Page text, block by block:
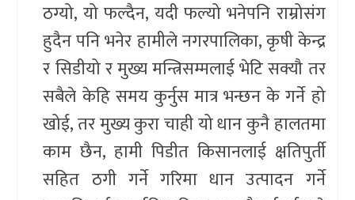
ठग्यो, यो फल्दैन, यदी फल्यो भनेपनि राम्रोसंग
हुदैन पनि भनेर हामीले नगरपालिका, कृषी केन्द्र
र सिडीयो र मुख्य मन्त्रिसम्मलाई भेटि सक्यौ तर
सबैले केहि समय कुर्नुस मात्र भन्छन के गर्ने हो
खोई, तर मुख्य कुरा चाही यो धान कुनै हालतमा
काम छैन, हामी पिडीत किसानलाई क्षतिपुर्ती
सहित ठगी गर्ने गरिमा धान उत्पादन गर्ने